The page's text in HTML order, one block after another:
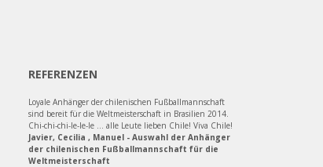
REFERENZEN
Loyale Anhänger der chilenischen Fußballmannschaft
sind bereit für die Weltmeisterschaft in Brasilien 2014.
Chi-chi-chi-le-le-le ... alle Leute lieben Chile! Viva Chile!
Javier, Cecilia , Manuel - Auswahl der Anhänger
der chilenischen Fußballmannschaft für die
Weltmeisterschaft